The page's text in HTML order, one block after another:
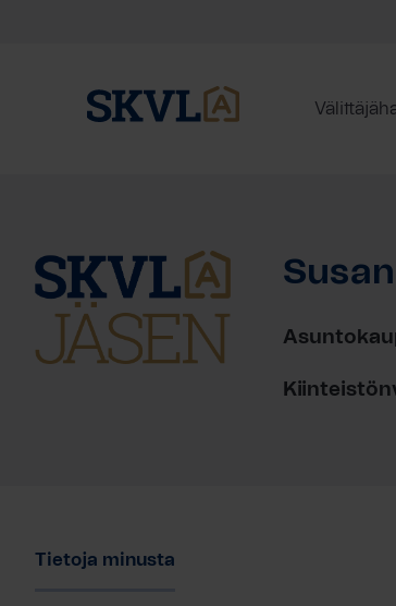
Tietoja minusta